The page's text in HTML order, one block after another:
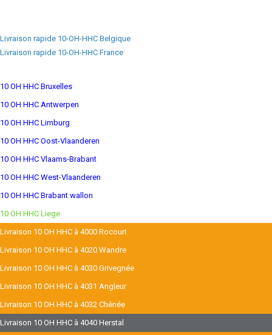
Livraison rapide 10-OH-HHC Belgique
Livraison rapide 10-OH-HHC France
10 OH HHC Bruxelles
10 OH HHC Antwerpen
10 OH HHC Limburg
10 OH HHC Oost-Vlaanderen
10 OH HHC Vlaams-Brabant
10 OH HHC West-Vlaanderen
10 OH HHC Brabant wallon
10 OH HHC Liege
Livraison 10 OH HHC à 4000 Rocourt
Livraison 10 OH HHC à 4020 Wandre
Livraison 10 OH HHC à 4030 Grivegnée
Livraison 10 OH HHC à 4031 Angleur
Livraison 10 OH HHC à 4032 Chênée
Livraison 10 OH HHC à 4040 Herstal